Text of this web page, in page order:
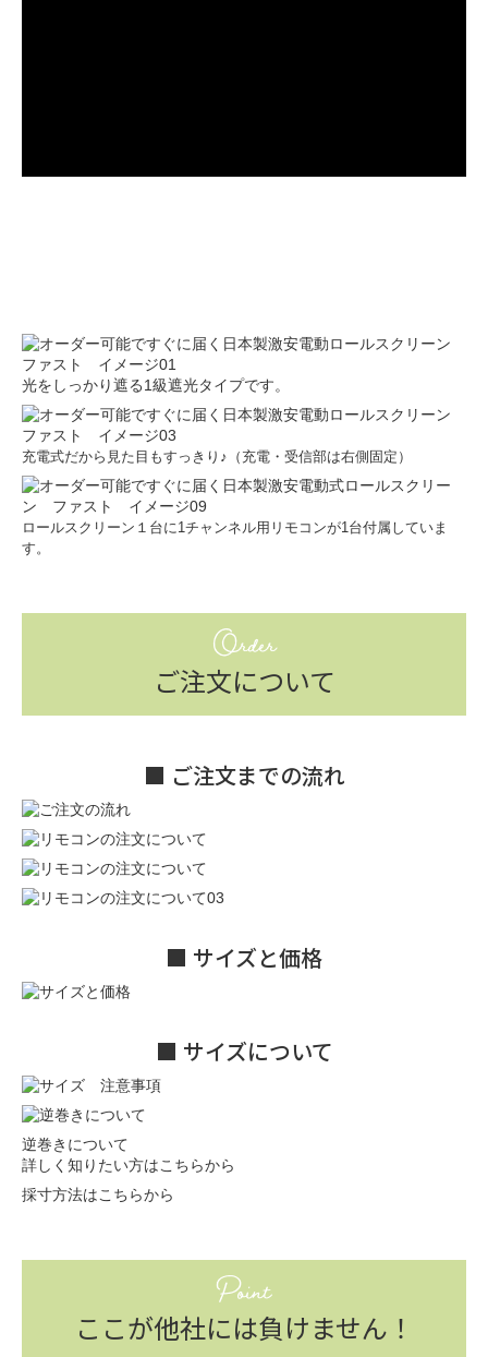
光をしっかり遮る1級遮光タイプです。
充電式だから見た目もすっきり♪（充電・受信部は右側固定）
ロールスクリーン１台に1チャンネル用リモコンが1台付属していま
す。
Order
ご注文について
■ ご注文までの流れ
■ サイズと価格
■ サイズについて
逆巻きについて
詳しく知りたい方はこちらから
採寸方法はこちらから
Point
ここが他社には負けません！